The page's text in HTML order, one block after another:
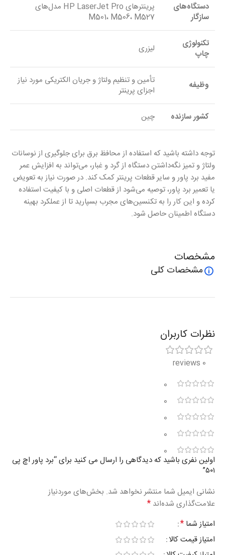
دستگاه‌های
سازگار
پرینترهای HP LaserJet Pro مدل‌های
M501، M506، M527
تکنولوژی
چاپ
لیزری
وظیفه
تأمین و تنظیم ولتاژ و جریان الکتریکی مورد نیاز
اجزای پرینتر
کشور سازنده چین
توجه داشته باشید که استفاده از محافظ برق برای جلوگیری از نوسانات
ولتاژ و تمیز نگه‌داشتن دستگاه از گرد و غبار، می‌تواند به افزایش عمر
مفید برد پاور و سایر قطعات پرینتر کمک کند. در صورت نیاز به تعویض
یا تعمیر برد پاور، توصیه می‌شود از قطعات اصلی و با کیفیت استفاده
کرده و این کار را به تکنسین‌های مجرب بسپارید تا از عملکرد بهینه
دستگاه اطمینان حاصل شود.
مشخصات
مشخصات کلی
نظرات کاربران
0 reviews
0
0
0
0
0
اولین نفری باشید که دیدگاهی را ارسال می کنید برای “برد پاور اچ پی
۵۰۱”
نشانی ایمیل شما منتشر نخواهد شد. بخش‌های موردنیاز
علامت‌گذاری شده‌اند *
امتیاز شما *
امتیاز قیمت کالا